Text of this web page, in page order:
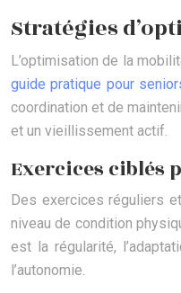
Stratégies
L’optimisation de la
guide pratique pour
coordination et de
et un vieillissement actif.
Exercices ciblés
Des exercices réguliers
niveau de condition
est la régularité,
l’autonomie.